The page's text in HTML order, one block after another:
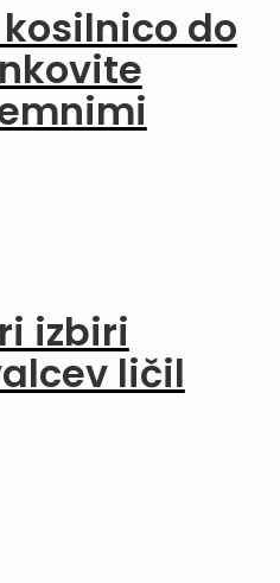
do
izbiri
ličil